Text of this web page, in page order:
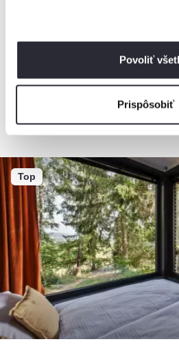
Povoliť
Prispôsobiť
od150€ / noc
Top